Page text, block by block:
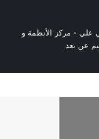
جامعة البليدة 2 لونيسي علي - مركز الأنظمة و
عن بعد